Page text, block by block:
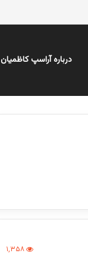
درباره آراسپ کاظمیان
۱,۳۵۸